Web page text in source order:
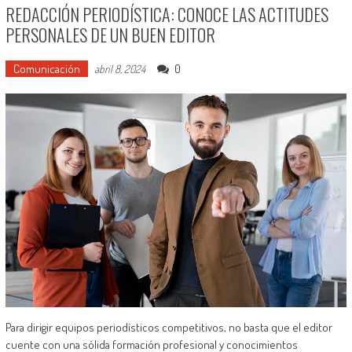
REDACCIÓN PERIODÍSTICA: CONOCE LAS ACTITUDES
PERSONALES DE UN BUEN EDITOR
Comunicación abril 8, 2024 0
Para dirigir equipos periodísticos competitivos, no basta que el editor
cuente con una sólida formación profesional y conocimientos